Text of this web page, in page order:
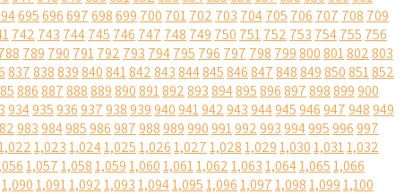
695696697698699 700 701702 703 704705 706 707 708 709
742 743 744745 746 747 748 749 750 751752 753 754755 756
789 790 791792 793 794795 796 797 798 799800801802803
837838839840841842843844845846847848849850851852
886887888889890891892893894895896897898899900
934935936937938939940941942943944945946947948949
983984985986987988989990991992993994995996997
1,0231,0241,0251,0261,0271,0281,0291,0301,0311,032
1,0571,0581,0591,0601,0611,0621,0631,0641,0651,066
1,0901,0911,0921,0931,0941,0951,0961,0971,0981,0991,100